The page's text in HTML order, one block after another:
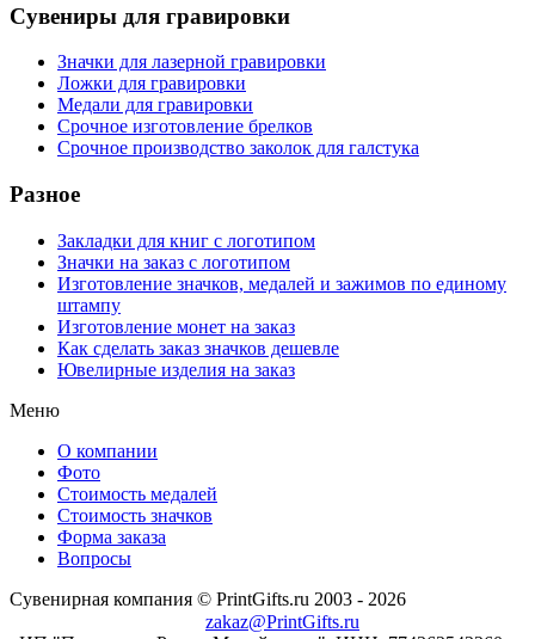
Сувениры для гравировки
Значки для лазерной гравировки
Ложки для гравировки
Медали для гравировки
Срочное изготовление брелков
Срочное производство заколок для галстука
Разное
Закладки для книг с логотипом
Значки на заказ с логотипом
Изготовление значков, медалей и зажимов по единому
штампу
Изготовление монет на заказ
Как сделать заказ значков дешевле
Ювелирные изделия на заказ
Меню
О компании
Фото
Стоимость медалей
Стоимость значков
Форма заказа
Вопросы
Сувенирная компания © PrintGifts.ru 2003 - 2026
zakaz@PrintGifts.ru